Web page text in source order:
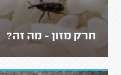
חרק מזון - מה זה?